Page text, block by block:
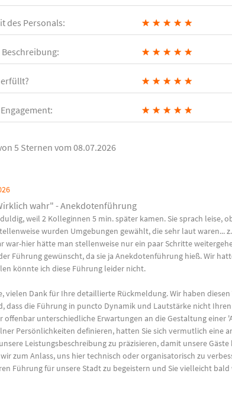
des Personals: ★ ★ ★ ★ ★
★ ★ ★ ★ ★
★ ★ ★ ★ ★
★ ★ ★ ★ ★
5 Sternen vom 08.07.2026
wahr" - Anekdotenführung
weil 2 Kolleginnen 5 min. später kamen. Sie sprach leise,
wurden Umgebungen gewählt, die sehr laut waren...
war-hier hätte man stellenweise nur ein paar Schritte
Führung gewünscht, da sie ja Anekdotenführung hieß. Wir
könnte ich diese Führung leider nicht.
vielen Dank für Ihre detaillierte Rückmeldung. Wir haben
dass die Führung in puncto Dynamik und Lautstärke nicht
offenbar unterschiedliche Erwartungen an die Gestaltung einer
Persönlichkeiten definieren, hatten Sie sich vermutlich eine
Leistungsbeschreibung zu präzisieren, damit unsere
zum Anlass, uns hier technisch oder organisatorisch zu
Führung für unsere Stadt zu begeistern und Sie vielleicht